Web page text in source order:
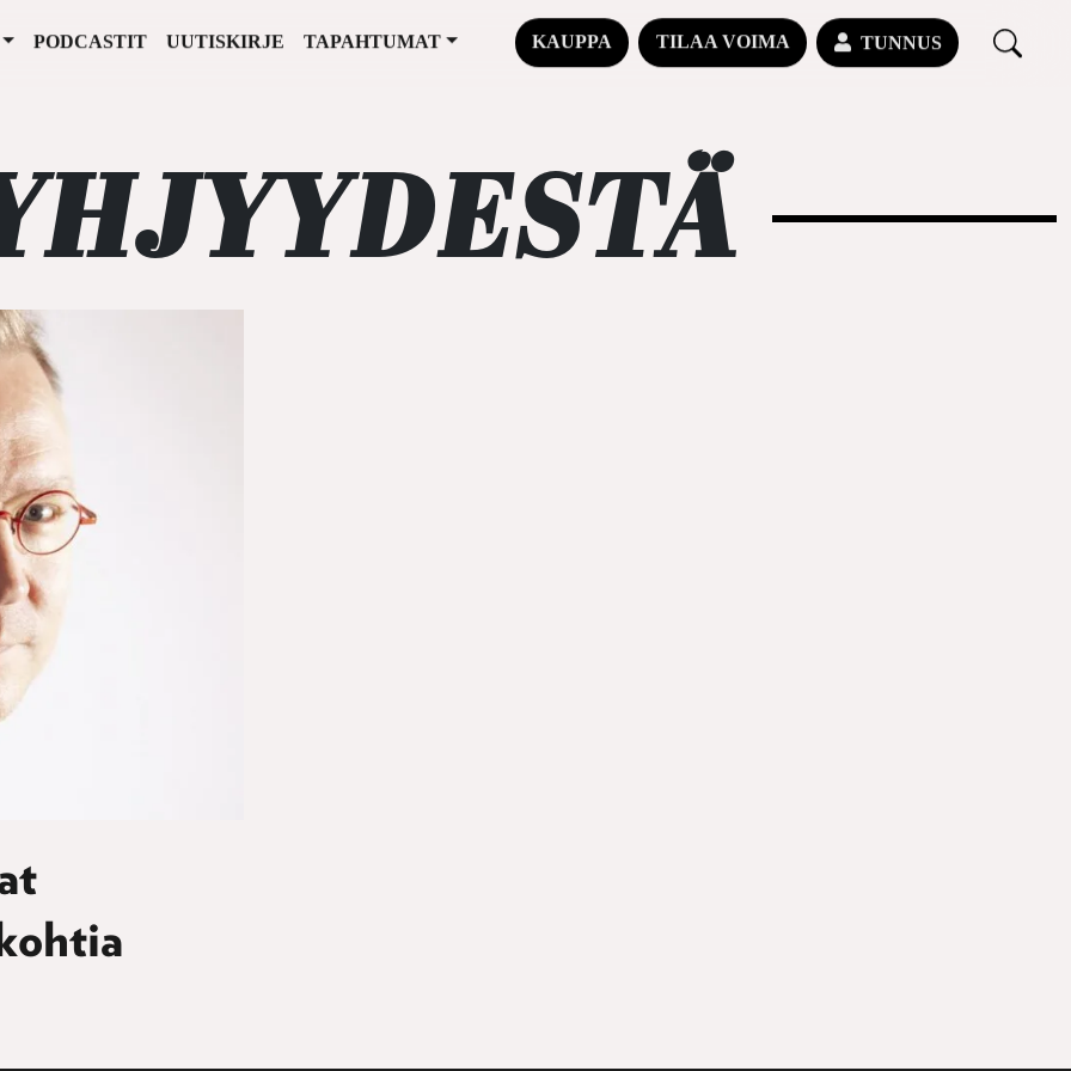
PODCASTIT UUTISKIRJE TAPAHTUMAT KAUPPA TILAA VOIMA TUNNUS